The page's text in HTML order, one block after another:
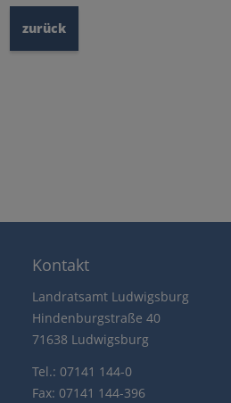
zurück
Kontakt
Landratsamt Ludwigsburg
Hindenburgstraße 40
71638 Ludwigsburg
Tel.: 07141 144-0
Fax: 07141 144-396